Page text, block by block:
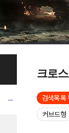
크로
검색목록
커브드형